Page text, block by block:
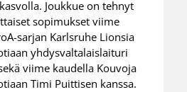
Joukkue on tehnyt
sopimukset viime
sarjan Karlsruhe Lionsia
yhdysvaltalaislaituri
viime kaudella Kouvoja
Timi Puittisen kanssa.